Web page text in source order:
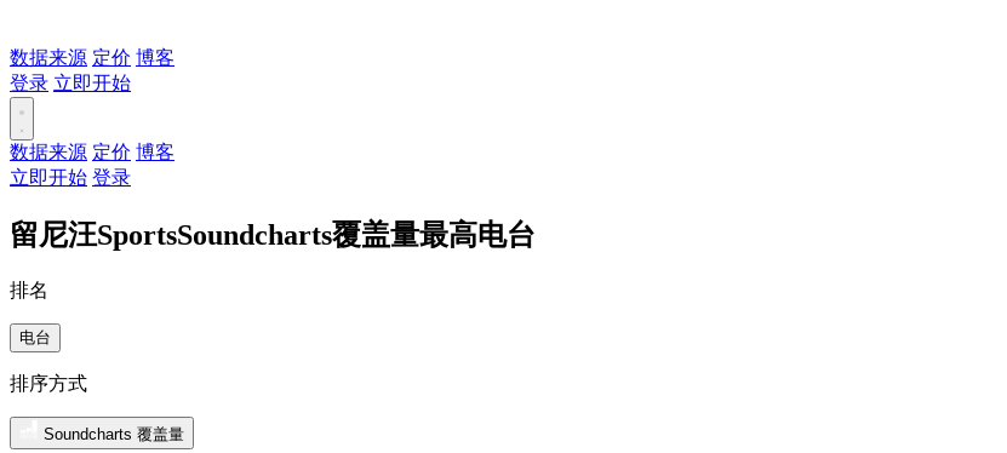
数据来源 定价 博客
登录 立即开始
数据来源 定价 博客
立即开始 登录
留尼汪SportsSoundcharts覆盖量最高电台
排名
电台
排序方式
Soundcharts 覆盖量